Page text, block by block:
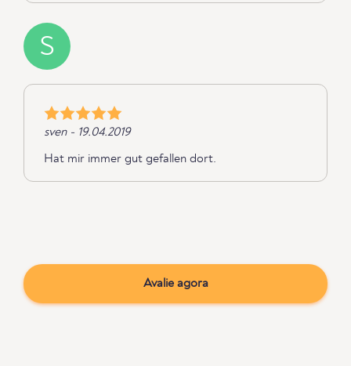
S
sven - 19.04.2019
Hat mir immer gut gefallen dort.
Avalie agora